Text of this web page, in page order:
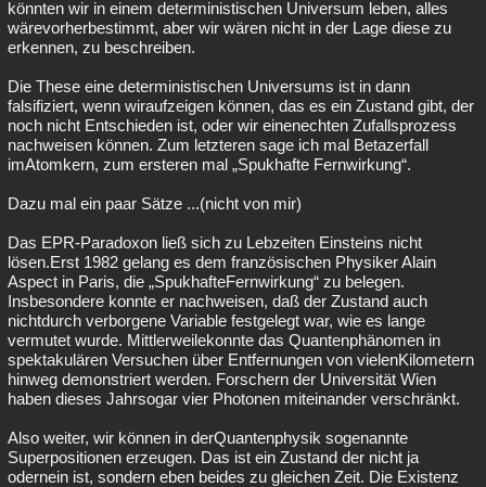
könnten wir in einem deterministischen Universum leben, alles
wärevorherbestimmt, aber wir wären nicht in der Lage diese zu
erkennen, zu beschreiben.
Die These eine deterministischen Universums ist in dann
falsifiziert, wenn wiraufzeigen können, das es ein Zustand gibt, der
noch nicht Entschieden ist, oder wir einenechten Zufallsprozess
nachweisen können. Zum letzteren sage ich mal Betazerfall
imAtomkern, zum ersteren mal „Spukhafte Fernwirkung“.
Dazu mal ein paar Sätze ...(nicht von mir)
Das EPR-Paradoxon ließ sich zu Lebzeiten Einsteins nicht
lösen.Erst 1982 gelang es dem französischen Physiker Alain
Aspect in Paris, die „SpukhafteFernwirkung“ zu belegen.
Insbesondere konnte er nachweisen, daß der Zustand auch
nichtdurch verborgene Variable festgelegt war, wie es lange
vermutet wurde. Mittlerweilekonnte das Quantenphänomen in
spektakulären Versuchen über Entfernungen von vielenKilometern
hinweg demonstriert werden. Forschern der Universität Wien
haben dieses Jahrsogar vier Photonen miteinander verschränkt.
Also weiter, wir können in derQuantenphysik sogenannte
Superpositionen erzeugen. Das ist ein Zustand der nicht ja
odernein ist, sondern eben beides zu gleichen Zeit. Die Existenz